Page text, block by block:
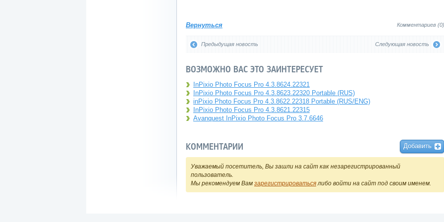
Комментариев (0)
Вернуться
Следующая новость
Предыдущая новость
ВОЗМОЖНО ВАС ЭТО ЗАИНТЕРЕСУЕТ
InPixio Photo Focus Pro 4.3.8624.22321
InPixio Photo Focus Pro 4.3.8623.22320 Portable (RUS)
inPixio Photo Focus Pro 4.3.8622.22318 Portable (RUS/ENG)
InPixio Photo Focus Pro 4.3.8621.22315
Avanquest InPixio Photo Focus Pro 3.7.6646
Добавить
КОММЕНТАРИИ
Уважаемый посетитель, Вы зашли на сайт как незарегистрированный
пользователь.
Мы рекомендуем Вам зарегистрироваться либо войти на сайт под своим именем.